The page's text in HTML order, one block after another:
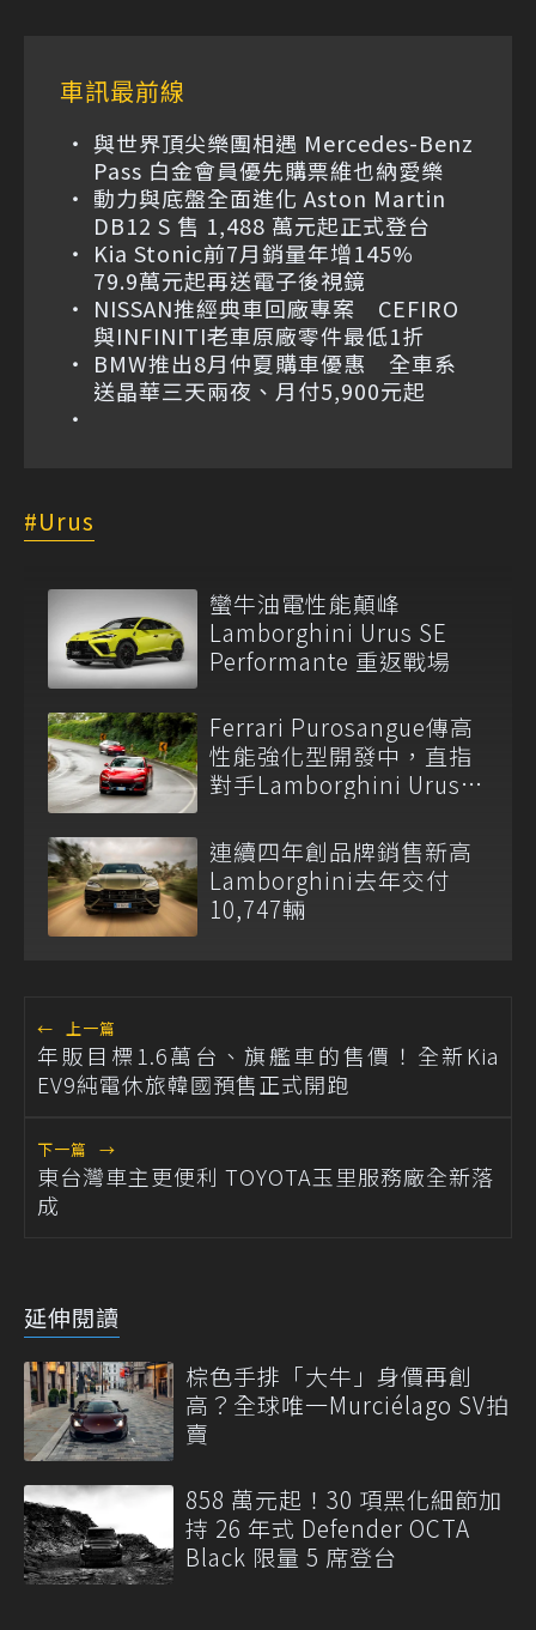
車訊最前線
與世界頂尖樂團相遇 Mercedes-Benz
Pass 白金會員優先購票維也納愛樂
動力與底盤全面進化 Aston Martin
DB12 S 售 1,488 萬元起正式登台
Kia Stonic前7月銷量年增145%
79.9萬元起再送電子後視鏡
NISSAN推經典車回廠專案 CEFIRO
與INFINITI老車原廠零件最低1折
BMW推出8月仲夏購車優惠 全車系
送晶華三天兩夜、月付5,900元起
Urus
蠻牛油電性能顛峰
Lamborghini Urus SE
Performante 重返戰場
Ferrari Purosangue傳高
性能強化型開發中，直指
對手Lamborghini Urus
連續四年創品牌銷售新高
Lamborghini去年交付
10,747輛
← 上一篇
年販目標1.6萬台、旗艦車的售價！全新Kia
EV9純電休旅韓國預售正式開跑
下一篇 →
東台灣車主更便利 TOYOTA玉里服務廠全新落
成
延伸閱讀
棕色手排「大牛」身價再創
高？全球唯一Murciélago SV拍
賣
858 萬元起！30 項黑化細節加
持 26 年式 Defender OCTA
Black 限量 5 席登台